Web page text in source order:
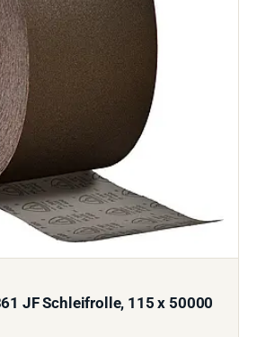
JF Schleifrolle, 115 x 50000